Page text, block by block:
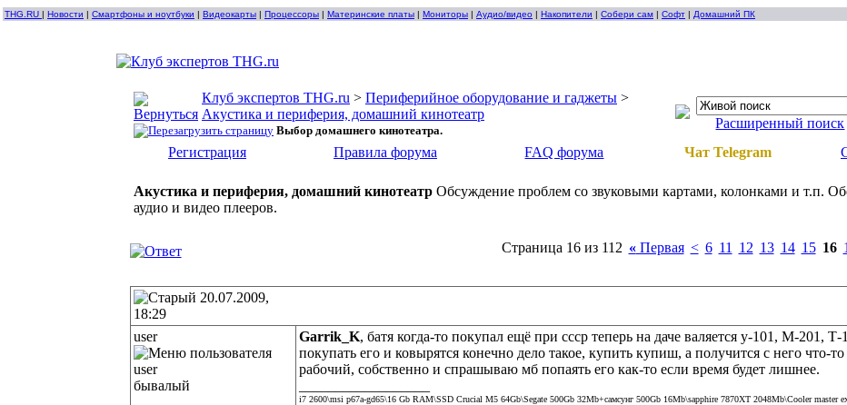
THG.RU | Новости | Смартфоны и ноутбуки | Видеокарты | Процессоры | Материнские платы | Мониторы | Аудио/видео | Накопители | Собери сам | Софт | Домашний ПК
Клуб экспертов THG.ru > Периферийное оборудование и гаджеты >
Акустика и периферия, домашний кинотеатр
Выбор домашнего кинотеатра. Расширенный поиск
Регистрация
Правила форума FAQ форума Чат Telegram
Акустика и периферия, домашний кинотеатр Обсуждение проблем со звуковыми картами, колонками и т.п.
аудио и видео плееров.
Страница 16 из 112 «Первая < 6 11 12 13 14 15 16
20.07.2009,
18:29
user
бывалый
Garrik_K, батя когда-то покупал ещё при ссср теперь на даче валяется у-101, М-201, Т-
покупать его и ковырятся конечно дело такое, купить купиш, а получится с него
рабочий, собственно и спрашываю мб попаять его как-то если время будет лишнее.
i7 2600\msi p67a-gd65\16 Gb RAM\SSD Crucial M5 64Gb\Segate 500Gb 32Mb+самсунг 500Gb 16Mb\sapphire 7870XT 2048Mb\Cooler master